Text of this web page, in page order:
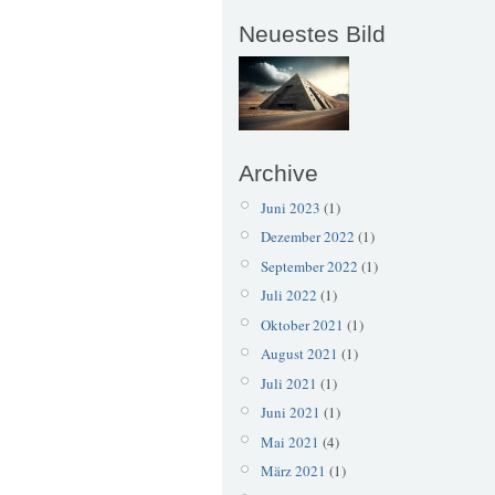
Neuestes Bild
Archive
Juni 2023 (1)
Dezember 2022 (1)
September 2022 (1)
Juli 2022 (1)
Oktober 2021 (1)
August 2021 (1)
Juli 2021 (1)
Juni 2021 (1)
Mai 2021 (4)
März 2021 (1)